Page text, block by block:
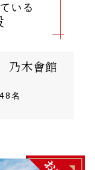
いる
乃木會館
名